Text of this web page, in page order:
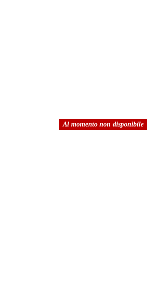
Al momento non disponibile